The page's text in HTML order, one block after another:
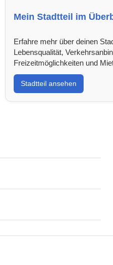
Mein Stadtteil im
Erfahre mehr über deinen
Lebensqualität,
Freizeitmöglichkeiten und
Stadtteil ansehen